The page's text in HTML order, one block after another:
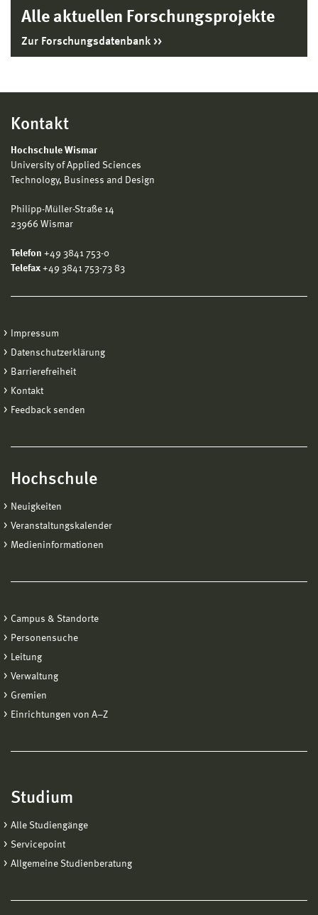
Alle aktuellen Forschungsprojekte
Zur Forschungsdatenbank
Kontakt
Hochschule Wismar
University of Applied Sciences
Technology, Business and Design
Philipp-Müller-Straße 14
23966 Wismar
Telefon +49 3841 753-0
Telefax +49 3841 753-73 83
Impressum
Datenschutzerklärung
Barrierefreiheit
Kontakt
Feedback senden
Hochschule
Neuigkeiten
Veranstaltungskalender
Medieninformationen
Campus & Standorte
Personensuche
Leitung
Verwaltung
Gremien
Einrichtungen von A−Z
Studium
Alle Studiengänge
Servicepoint
Allgemeine Studienberatung